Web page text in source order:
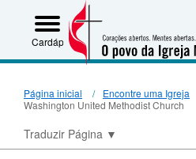
Cardápio
Página inicial
Encontre uma Igreja
Washington United Methodist Church
Traduzir Página ▼